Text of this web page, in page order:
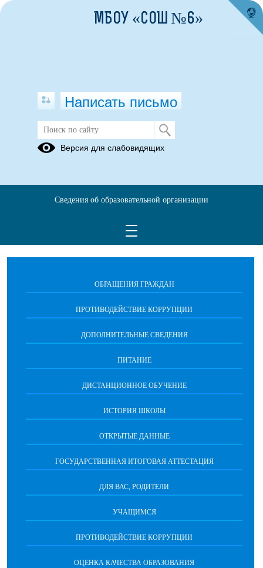
Нормативные правовые и иные акты
в сфере противодействия коррупции
ОБРАЩЕНИЯ ГРАЖДАН
ПРОТИВОДЕЙСТВИЕ КОРРУПЦИИ
ДОПОЛНИТЕЛЬНЫЕ СВЕДЕНИЯ
ПИТАНИЕ
ДИСТАНЦИОННОЕ ОБУЧЕНИЕ
ИСТОРИЯ ШКОЛЫ
ОТКРЫТЫЕ ДАННЫЕ
ГОСУДАРСТВЕННАЯ ИТОГОВАЯ АТТЕСТАЦИЯ
ДЛЯ ВАС, РОДИТЕЛИ
УЧАЩИМСЯ
ПРОТИВОДЕЙСТВИЕ КОРРУПЦИИ
ОЦЕНКА КАЧЕСТВА ОБРАЗОВАНИЯ
МБОУ «СОШ №6»
Написать письмо
Версия для слабовидящих
Сведения об образовательной организации